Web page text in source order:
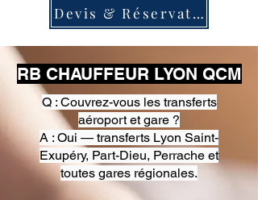
Devis & Réservation
RB CHAUFFEUR LYON QCM
Q : Couvrez-vous les transferts
aéroport et gare ?
A : Oui — transferts Lyon Saint-
Exupéry, Part-Dieu, Perrache et
toutes gares régionales.